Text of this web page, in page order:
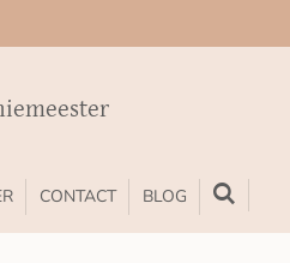
CONTACT BLOG